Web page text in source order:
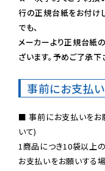
行の正規台紙をお付け
でも、
メーカーより正規台紙
ざいます。予めご了承下
事前にお支払
■ 事前にお支払いをお
いて)
1商品につき10袋以上
お支払いをお願いする